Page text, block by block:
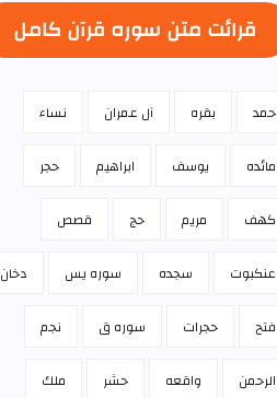
قرائت متن سوره قرآن كامل
حمد بقره آل عمران نساء
مائده يوسف ابراهيم حجر
كهف مريم حج قصص
عنكبوت سجده سوره يس دخان
فتح حجرات سوره ق نجم
الرحمن واقعه حشر ملك